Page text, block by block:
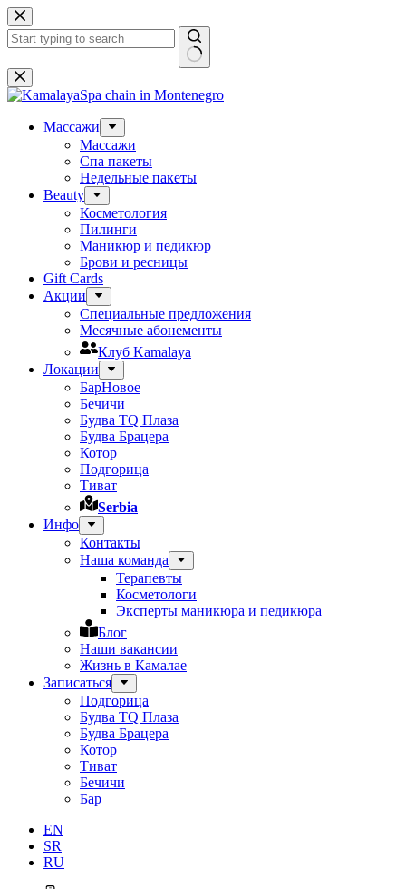
Skip
to
content
No
results
Массажи
Массажи
Спа пакеты
Недельные пакеты
Beauty
Косметология
Пилинги
Маникюр и педикюр
Брови и ресницы
Gift Cards
Акции
Специальные предложения
Месячные абонементы
Клуб Kamalaya
Локации
БарНовое
Бечичи
Будва TQ Плаза
Будва Брацера
Котор
Подгорица
Тиват
Serbia
Инфо
Контакты
Наша команда
Терапевты
Косметологи
Эксперты маникюра и педикюра
Блог
Наши вакансии
Жизнь в Камалае
Записаться
Подгорица
Будва TQ Плаза
Будва Брацера
Котор
Тиват
Бечичи
Бар
EN
SR
RU